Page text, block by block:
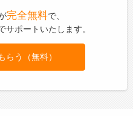
完全無料で、
サポートいたします。
らう（無料）